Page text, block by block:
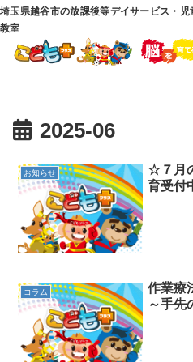
埼玉県越谷市の放課後等デイサービス・
教室
2025-06
お知らせ
☆７月
育受付
コラム
作業療
～手先